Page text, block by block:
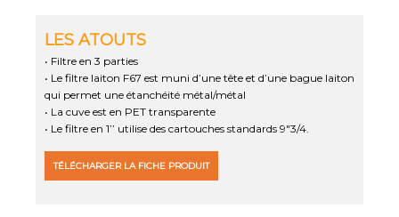
LES ATOUTS
• Filtre en 3 parties
• Le filtre laiton F67 est muni d’une tête et d’une bague laiton
qui permet une étanchéité métal/métal
• La cuve est en PET transparente
• Le filtre en 1’’ utilise des cartouches standards 9"3/4.
TÉLÉCHARGER LA FICHE PRODUIT